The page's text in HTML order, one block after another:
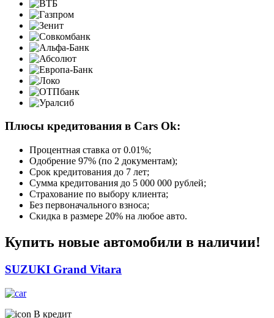
Плюсы кредитования в Cars Ok:
Процентная ставка от 0.01%;
Одобрение 97% (по 2 документам);
Срок кредитования до 7 лет;
Сумма кредитования до 5 000 000 рублей;
Страхование по выбору клиента;
Без первоначального взноса;
Скидка в размере 20% на любое авто.
Купить новые автомобили в наличии!
SUZUKI Grand Vitara
В кредит